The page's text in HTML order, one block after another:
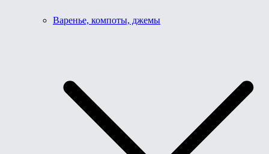
Варенье, компоты, джемы